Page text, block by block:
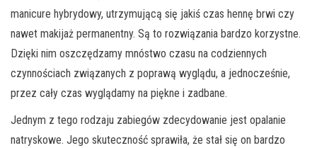
manicure hybrydowy, utrzymującą się jakiś czas hennę brwi czy
nawet makijaż permanentny. Są to rozwiązania bardzo korzystne.
Dzięki nim oszczędzamy mnóstwo czasu na codziennych
czynnościach związanych z poprawą wyglądu, a jednocześnie,
przez cały czas wyglądamy na piękne i zadbane.
Jednym z tego rodzaju zabiegów zdecydowanie jest opalanie
natryskowe. Jego skuteczność sprawiła, że stał się on bardzo